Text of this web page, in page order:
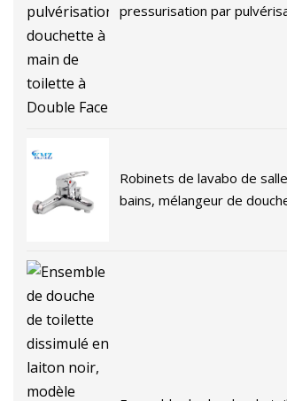
pressurisation par
Robinets de lavabo de
bains, mélangeur de